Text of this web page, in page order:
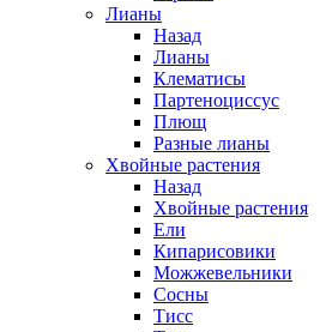
Лианы
Назад
Лианы
Клематисы
Партеноциссус
Плющ
Разные лианы
Хвойные растения
Назад
Хвойные растения
Ели
Кипарисовики
Можжевельники
Сосны
Тисс